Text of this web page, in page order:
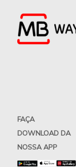
FAÇA
DOWNLOAD DA
NOSSA APP